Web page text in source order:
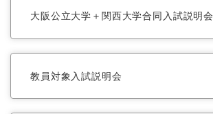
大阪公立大学＋関西大学合同入試説明会
教員対象入試説明会